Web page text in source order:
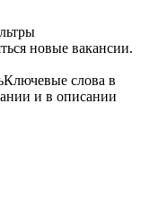
новые вакансии.
Ключевые слова в
и в описании